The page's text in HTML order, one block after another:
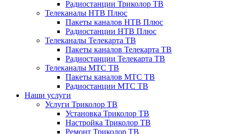
Радиостанции Триколор ТВ
Телеканалы НТВ Плюс
Пакеты каналов НТВ Плюс
Радиостанции НТВ Плюс
Телеканалы Телекарта ТВ
Пакеты каналов Телекарта ТВ
Радиостанции Телекарта ТВ
Телеканалы МТС ТВ
Пакеты каналов МТС ТВ
Радиостанции МТС ТВ
Наши услуги
Услуги Триколор ТВ
Установка Триколор ТВ
Настройка Триколор ТВ
Ремонт Триколор ТВ